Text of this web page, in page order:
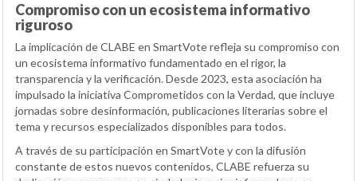
Compromiso con un ecosistema informativo
riguroso
La implicación de CLABE en SmartVote refleja su compromiso con
un ecosistema informativo fundamentado en el rigor, la
transparencia y la verificación. Desde 2023, esta asociación ha
impulsado la iniciativa Comprometidos con la Verdad, que incluye
jornadas sobre desinformación, publicaciones literarias sobre el
tema y recursos especializados disponibles para todos.
A través de su participación en SmartVote y con la difusión
constante de estos nuevos contenidos, CLABE refuerza su